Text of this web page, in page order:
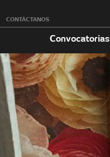
CONTÁCTANOS
Convocatorias